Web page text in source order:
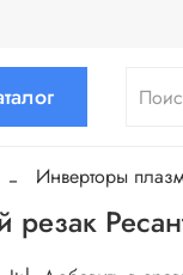
Инверторы
резак